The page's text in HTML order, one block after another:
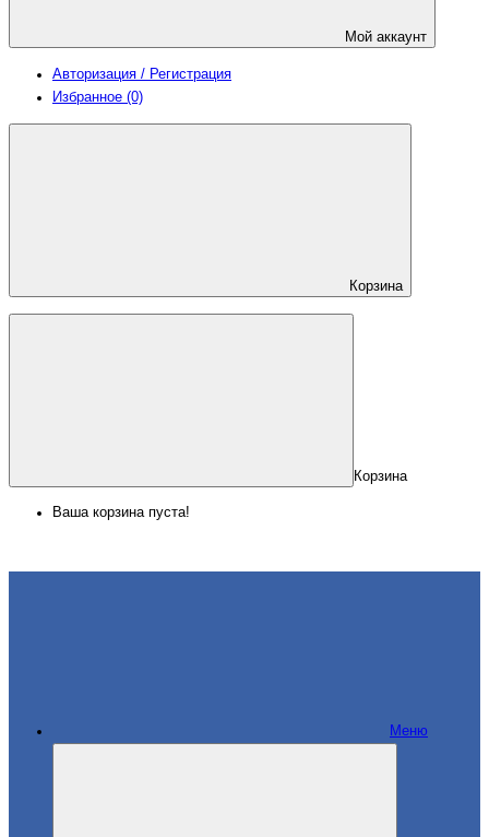
Мой аккаунт
Авторизация / Регистрация
Избранное (0)
Корзина
Корзина
Ваша корзина пуста!
Меню